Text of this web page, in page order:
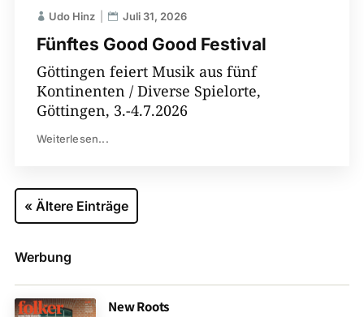
Fünftes Good Good Festival
Udo Hinz Juli 31, 2026
Göttingen feiert Musik aus fünf
Kontinenten / Diverse Spielorte,
Göttingen, 3.-4.7.2026
Weiterlesen...
« Ältere Einträge
Werbung
New Roots